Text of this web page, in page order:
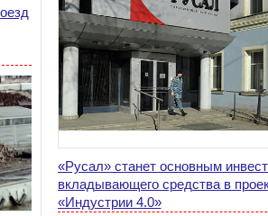
«Русал» станет основным
вкладывающего средства в
«Индустрии 4.0»